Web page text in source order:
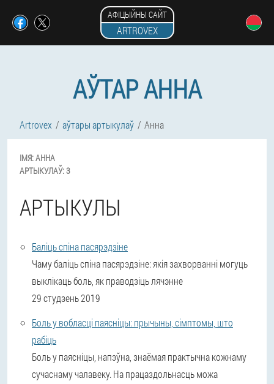
АФІЦЫЙНЫ САЙТ
ARTROVEX
АЎТАР АННА
Artrovex аўтары артыкулаў Анна
ІМЯ:АННА
АРТЫКУЛАЎ:3
АРТЫКУЛЫ
Баліць спіна пасярэдзіне
Чаму баліць спіна пасярэдзіне: якія захворванні могуць
выклікаць боль, як праводзіць лячэнне
29 студзень 2019
Боль у вобласці паясніцы: прычыны, сімптомы, што
рабіць
Боль у паясніцы, напэўна, знаёмая практычна кожнаму
сучаснаму чалавеку. На працаздольнасць можа